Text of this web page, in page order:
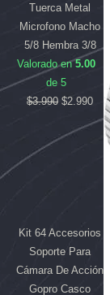
Tuerca Metal
Microfono Macho
5/8 Hembra 3/8
Valorado en5.00
de 5
$3.990
$3.990.
$2.990
Kit 64 Accesorios
Soporte Para
Cámara De Acción
Gopro Casco
$84.992.